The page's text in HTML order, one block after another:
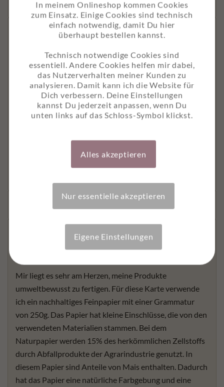
Zusätzliche Informationen
14,8 × 10,5 × 0,2 cm
FORMAT A6 (105 mm x 148 mm)
GRAMMATUR 250g
PAPIER Umweltpapier mit Maisanteil
mit Briefumschlag, Grußkarte mit
Mir liegt es sehr am Herzen, meine Produkte
umweltbewusst zu fertigen. Für diese Karte verwende
ich ein nachhaltiges Feinpapier mit einer Grammatur
von 250g. Das Papier hat kleine Einschlüsse, die von den
verwendeten Materialien stammen. Bei dem
Naturpapier werden 15% des herkömmlichen Zellstoffs
durch Abfallprodukte der Agrarindustrie genutzt. In
diesem Papier sind Anteile von Mais enthalten. Dadurch
hat das Papier eine natürliche Farbgebung und eine
In meinem Onlineshop kommen Cookies
zum Einsatz. Einige Cookies sind technisch
einfach notwendig, damit Du hier
überhaupt bestellen kannst.
Technisch notwendige Cookies sind
essentiell. Andere Cookies helfen mir dabei,
das Nutzerverhalten meiner Kunden zu
analysieren. Damit kann ich die Website für
Dich verbessern. Deine Einstellungen
kannst Du jederzeit anpassen, wenn Du
unten links auf das Schloss-Symbol klickst.
Alles akzeptieren
Nur essentielle akzeptieren
Eigene Einstellungen